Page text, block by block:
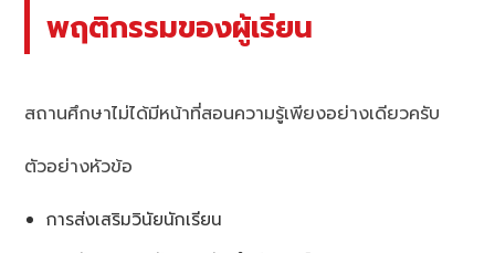
พฤติกรรมของผู้เรียน
สถานศึกษาไม่ได้มีหน้าที่สอนความรู้เพียงอย่างเดียวครับ
ตัวอย่างหัวข้อ
การส่งเสริมวินัยนักเรียน